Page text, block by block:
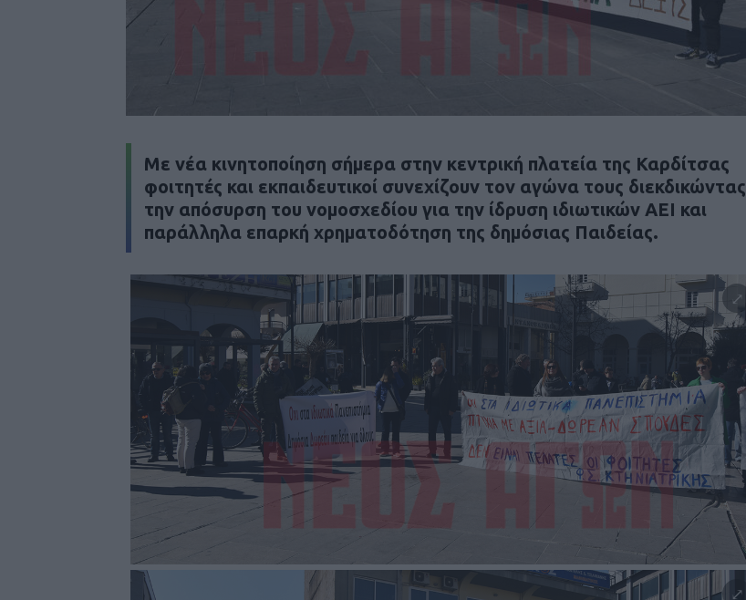
Mε νέα κινητοποίηση σήμερα στην κεντρική πλατεία της Καρδίτσας
φοιτητές και εκπαιδευτικοί συνεχίζουν τον αγώνα τους διεκδικώντας
την απόσυρση του νομοσχεδίου για την ίδρυση ιδιωτικών ΑΕΙ και
παράλληλα επαρκή χρηματοδότηση της δημόσιας Παιδείας.